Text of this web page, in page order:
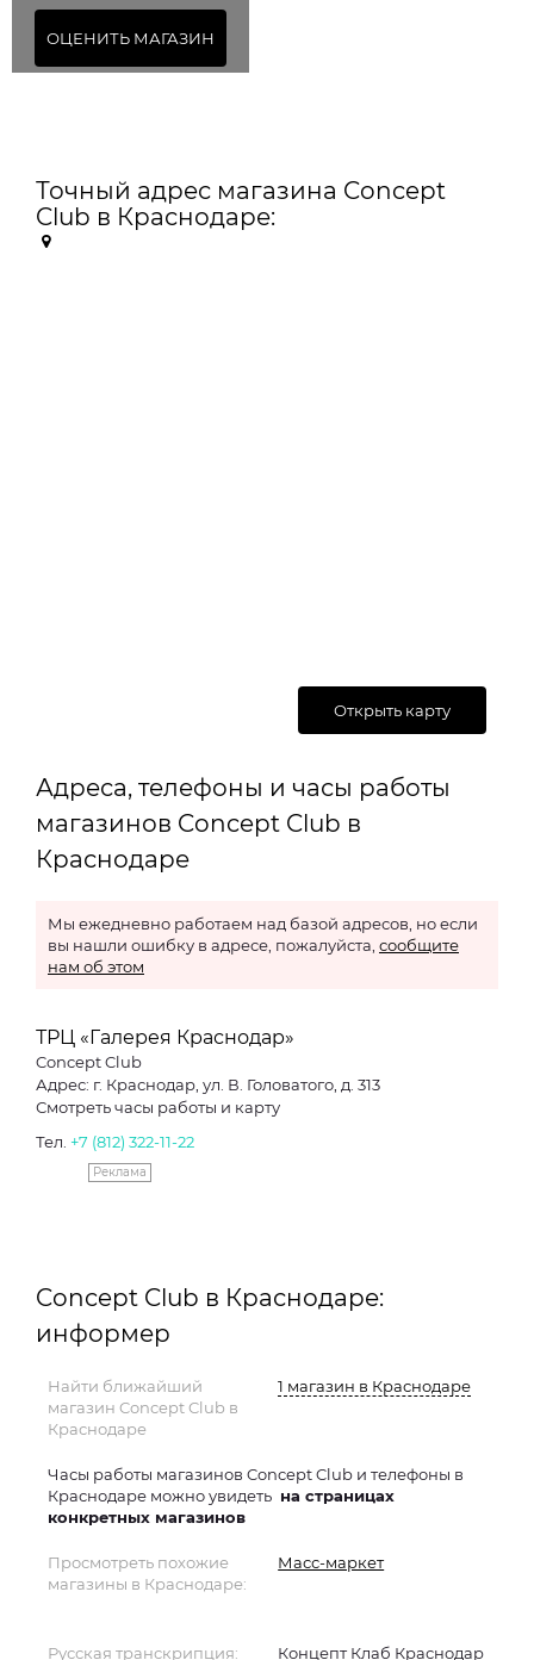
ОЦЕНИТЬ МАГАЗИН
Точный адрес магазина Concept
Club в Краснодаре:
Открыть карту
Адреса, телефоны и часы работы
магазинов Concept Club в
Краснодаре
Мы ежедневно работаем над базой адресов, но если
вы нашли ошибку в адресе, пожалуйста, сообщите
нам об этом
ТРЦ «Галерея Краснодар»
Concept Club
Адрес: г. Краснодар, ул. В. Головатого, д. 313
Смотреть часы работы и карту
Тел. +7 (812) 322-11-22
Реклама
Concept Club в Краснодаре:
информер
Найти ближайший
магазин Concept Club в
Краснодаре
1 магазин в Краснодаре
Часы работы магазинов Concept Club и телефоны в
Краснодаре можно увидеть на страницах
конкретных магазинов
Просмотреть похожие
магазины в Краснодаре:
Масс-маркет
Русская транскрипция: Концепт Клаб Краснодар